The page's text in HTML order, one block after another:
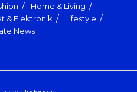
Home & Living
& Elektronik
Lifestyle
News